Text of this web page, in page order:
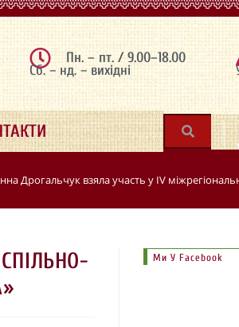
Пн. – пт. / 9.00–18.00
Сб. – нд. – вихідні
|
Дрогальчук взяла участь у IV
Ми У Facebook